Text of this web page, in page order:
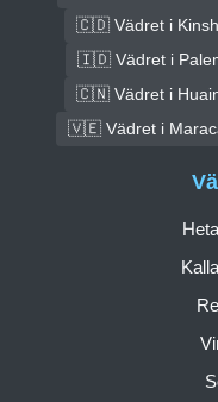
🇨🇩 Vädret i
🇮🇩 Vädret i
🇨🇳 Vädret i
🇻🇪 Vädret i